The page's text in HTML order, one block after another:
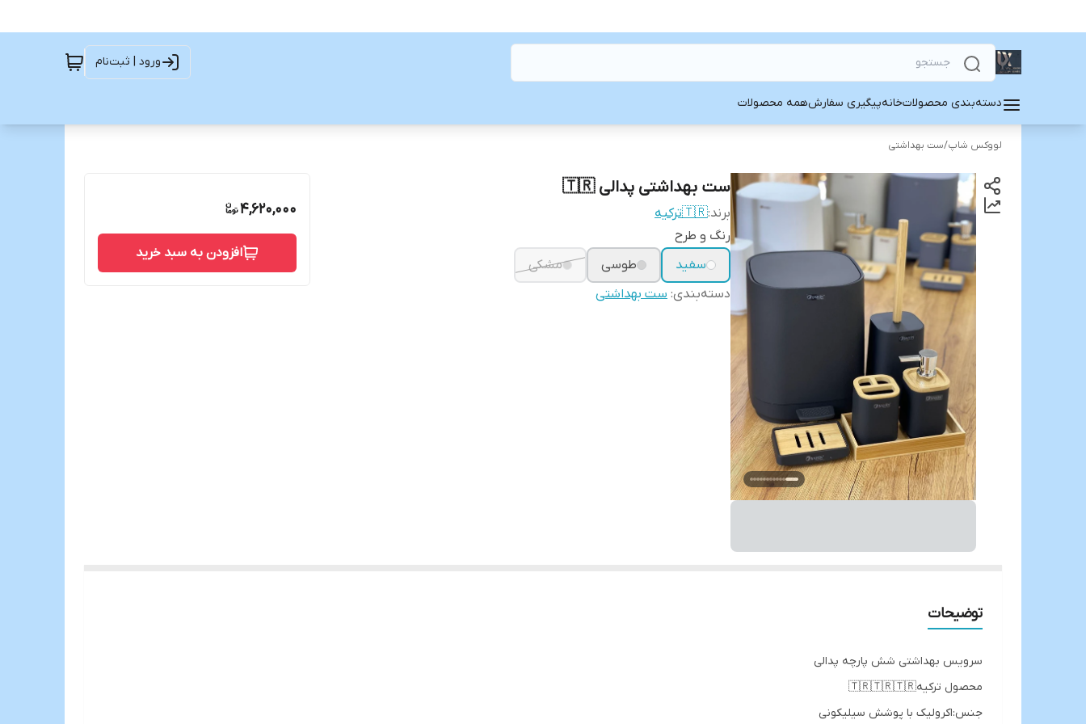
ورود | ثبت‌نام
دسته‌بندی محصولاتخانهپیگیری سفارشهمه محصولات
لووکس شاپ/ست بهداشتی
ست بهداشتی پدالی 🇹🇷
برند:🇹🇷ترکیه
رنگ و طرح
سفید
طوسی
مشکی
دسته‌بندی: ست بهداشتی
4,620,000
افزودن به سبد خرید
توضیحات
سرویس بهداشتی شش پارچه پدالی
محصول ترکیه🇹🇷🇹🇷🇹🇷
جنس:اکرولیک با پوشش سیلیکونی